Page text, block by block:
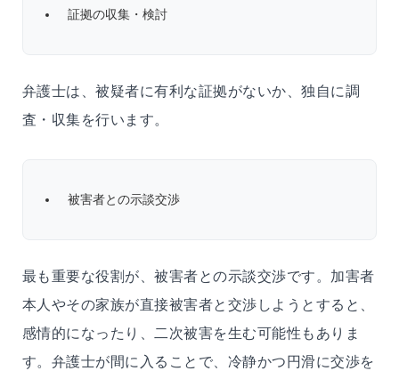
証拠の収集・検討
弁護士は、被疑者に有利な証拠がないか、独自に調
査・収集を行います。
被害者との示談交渉
最も重要な役割が、被害者との示談交渉です。加害者
本人やその家族が直接被害者と交渉しようとすると、
感情的になったり、二次被害を生む可能性もありま
す。弁護士が間に入ることで、冷静かつ円滑に交渉を